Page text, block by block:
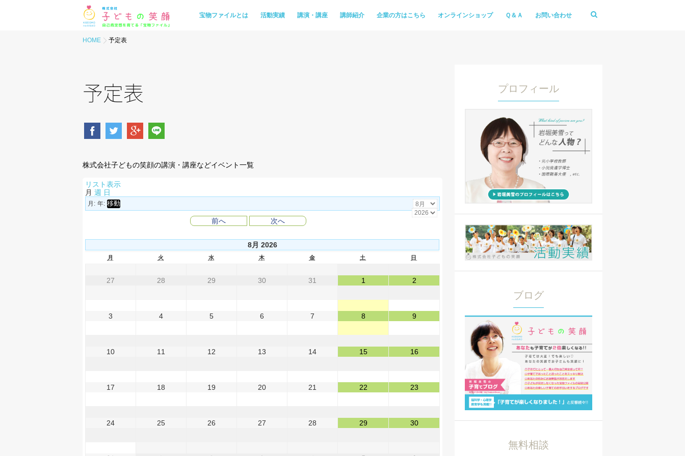
宝物ファイルとは 活動実績 講演・講座 講師紹介 企業の方はこちら オンラインショップ Ｑ＆Ａ お問い合わせ
HOME 予定表
予定表
株式会社子どもの笑顔の講演・講座などイベント一覧
リスト表示
月 週 日
月: 年:
前へ 次へ
8月 2026
月 火 水 木 金 土 日
27 28 29 30 31 1 2
3 4 5 6 7 8 9
10 11 12 13 14 15 16
17 18 19 20 21 22 23
24 25 26 27 28 29 30
プロフィール
ブログ
無料相談